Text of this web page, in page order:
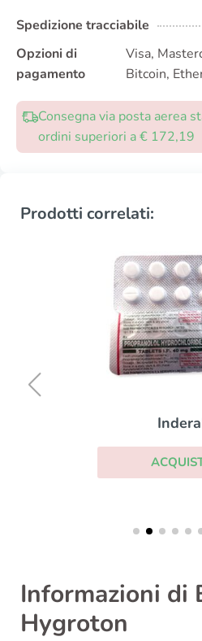
Spedizione tracciabile
Opzioni di
pagamento
Visa,
Bitcoin,
Consegna via posta aerea
ordini superiori a € 172,19
Prodotti correlati:
Informazioni di
Hygroton